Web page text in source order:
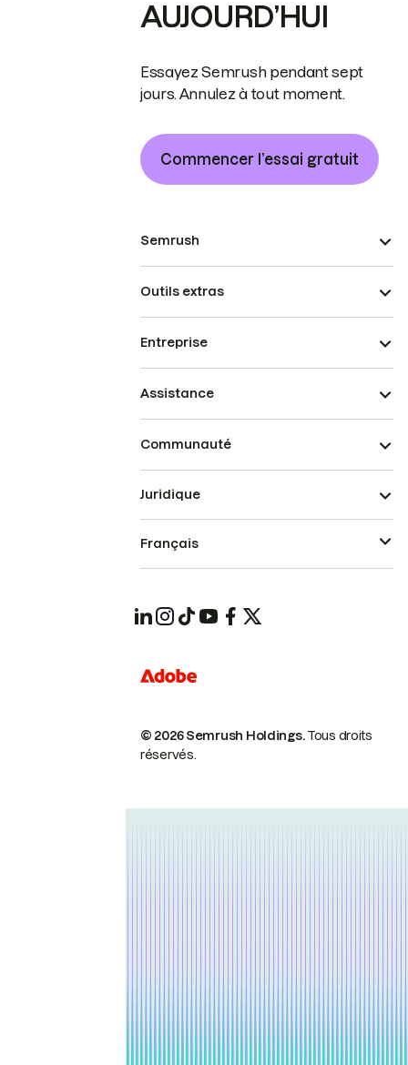
AUJOURD’HUI
Essayez Semrush pendant sept
jours. Annulez à tout moment.
Commencer l’essai gratuit
Semrush
Outils extras
Entreprise
Assistance
Communauté
© 2026 Semrush Holdings.Tous droits
réservés.
Juridique
Français